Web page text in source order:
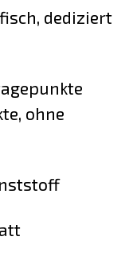
dediziert
ohne